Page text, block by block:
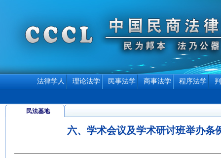
法律学人 理论法学 民事法学 商事法学 程序法学
民法基地
六、学术会议及学术研讨班举办条